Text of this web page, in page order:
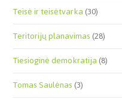
Teisė ir teisėtvarka(30)
Teritorijų planavimas(28)
Tiesioginė demokratija(8)
Tomas Saulėnas(3)